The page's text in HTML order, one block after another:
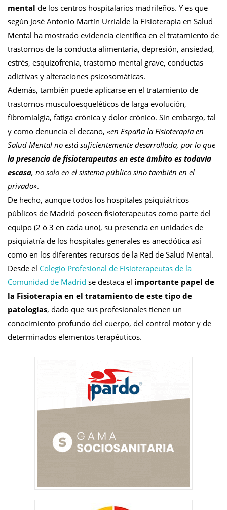
mental de los centros hospitalarios madrileños. Y es que
según José Antonio Martín Urrialde la Fisioterapia en Salud
Mental ha mostrado evidencia científica en el tratamiento de
trastornos de la conducta alimentaria, depresión, ansiedad,
estrés, esquizofrenia, trastorno mental grave, conductas
adictivas y alteraciones psicosomáticas.
Además, también puede aplicarse en el tratamiento de
trastornos musculoesqueléticos de larga evolución,
fibromialgia, fatiga crónica y dolor crónico. Sin embargo, tal
y como denuncia el decano, «en España la Fisioterapia en
Salud Mental no está suficientemente desarrollada, por lo que
la presencia de fisioterapeutas en este ámbito es todavía
escasa, no solo en el sistema público sino también en el
privado».
De hecho, aunque todos los hospitales psiquiátricos
públicos de Madrid poseen fisioterapeutas como parte del
equipo (2 ó 3 en cada uno), su presencia en unidades de
psiquiatría de los hospitales generales es anecdótica así
como en los diferentes recursos de la Red de Salud Mental.
Desde el Colegio Profesional de Fisioterapeutas de la
Comunidad de Madrid se destaca el importante papel de
la Fisioterapia en el tratamiento de este tipo de
patologías, dado que sus profesionales tienen un
conocimiento profundo del cuerpo, del control motor y de
determinados elementos terapéuticos.